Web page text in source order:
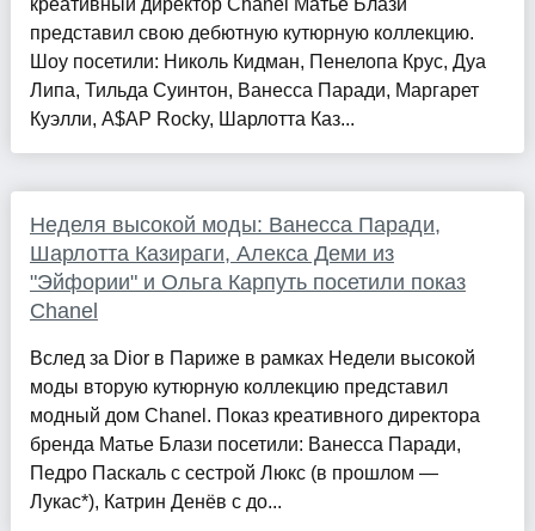
креативный директор Chanel Матье Блази
представил свою дебютную кутюрную коллекцию.
Шоу посетили: Николь Кидман, Пенелопа Крус, Дуа
Липа, Тильда Суинтон, Ванесса Паради, Маргарет
Куэлли, A$AP Rocky, Шарлотта Каз...
Неделя высокой моды: Ванесса Паради,
Шарлотта Казираги, Алекса Деми из
"Эйфории" и Ольга Карпуть посетили показ
Chanel
Вслед за Dior в Париже в рамках Недели высокой
моды вторую кутюрную коллекцию представил
модный дом Chanel. Показ креативного директора
бренда Матье Блази посетили: Ванесса Паради,
Педро Паскаль с сестрой Люкс (в прошлом —
Лукас*), Катрин Денёв с до...